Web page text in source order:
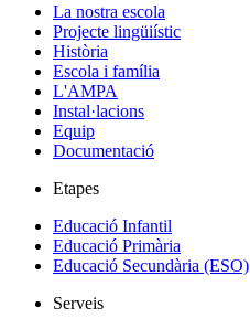
La nostra escola
Projecte lingüiístic
Història
Escola i família
L'AMPA
Instal·lacions
Equip
Documentació
Etapes
Educació Infantil
Educació Primària
Educació Secundària (ESO)
Serveis